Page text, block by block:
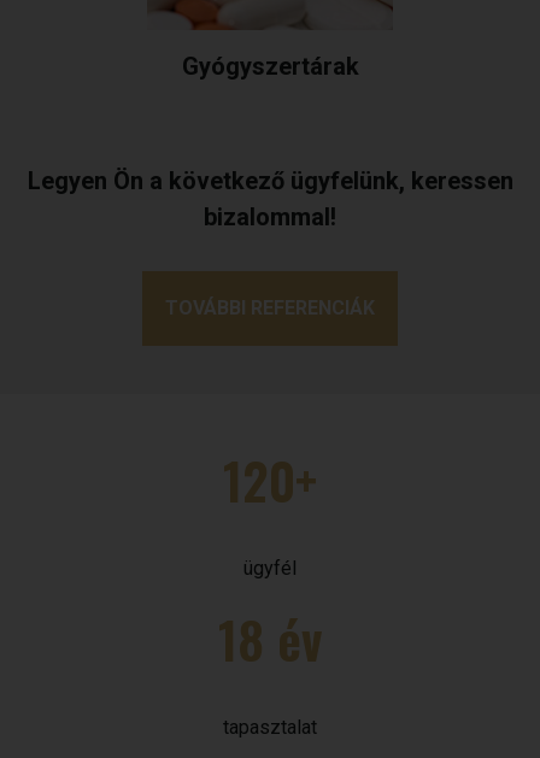
Gyógyszertárak
Legyen Ön a következő ügyfelünk, keressen
bizalommal!
TOVÁBBI REFERENCIÁK
120+
ügyfél
18 év
tapasztalat